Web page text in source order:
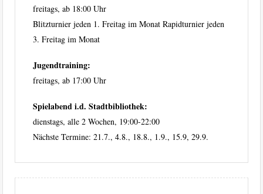
freitags, ab 18:00 Uhr
Blitzturnier jeden 1. Freitag im Monat Rapidturnier jeden
3. Freitag im Monat
Jugendtraining:
freitags, ab 17:00 Uhr
Spielabend i.d. Stadtbibliothek:
dienstags, alle 2 Wochen, 19:00-22:00
Nächste Termine: 21.7., 4.8., 18.8., 1.9., 15.9, 29.9.